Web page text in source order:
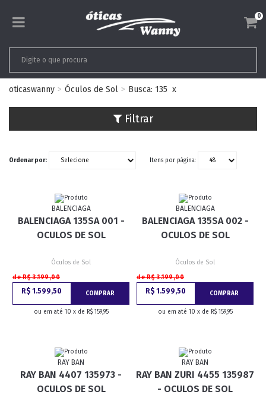
0
oticaswanny Óculos de Sol Busca: 135 x
Filtrar
Ordenar por: Itens por página:
BALENCIAGA
BALENCIAGA 135SA 001 -
OCULOS DE SOL
Óculos de Sol
de R$ 3.199,00
R$ 1.599,50 COMPRAR
ou em até 10 x de R$ 159,95
BALENCIAGA
BALENCIAGA 135SA 002 -
OCULOS DE SOL
Óculos de Sol
de R$ 3.199,00
R$ 1.599,50 COMPRAR
ou em até 10 x de R$ 159,95
RAY BAN
RAY BAN 4407 135973 -
OCULOS DE SOL
RAY BAN
RAY BAN ZURI 4455 135987
- OCULOS DE SOL